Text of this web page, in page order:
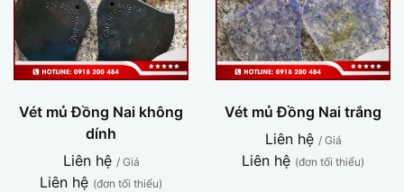
Vét mủ Đồng Nai không
dính
Liên hệ / Giá
Liên hệ (đơn tối thiểu)
Vét mủ Đồng Nai trắng
Liên hệ / Giá
Liên hệ (đơn tối thiểu)